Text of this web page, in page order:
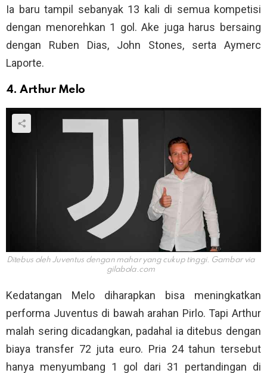
Ia baru tampil sebanyak 13 kali di semua kompetisi
dengan menorehkan 1 gol. Ake juga harus bersaing
dengan Ruben Dias, John Stones, serta Aymerc
Laporte.
4. Arthur Melo
Ditebus oleh Juventus dengan mahar yang cukup tinggi. Gambar via
gilabola.com
Kedatangan Melo diharapkan bisa meningkatkan
performa Juventus di bawah arahan Pirlo. Tapi Arthur
malah sering dicadangkan, padahal ia ditebus dengan
biaya transfer 72 juta euro. Pria 24 tahun tersebut
hanya menyumbang 1 gol dari 31 pertandingan di